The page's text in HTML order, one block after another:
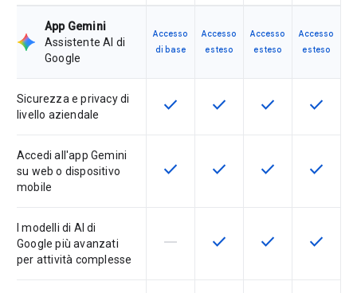
App Gemini
Assistente AI di
Google
Accesso
di base
Accesso
esteso
Accesso
esteso
Accesso
esteso
Sicurezza e privacy di
livello aziendale
Questa funzionalità è disponibile
check Questa funzionalità è
check Questa
check Questa
check
Accedi all'app Gemini
su web o dispositivo
mobile
Questa funzionalità è disponibile
check Questa funzionalità è
check Questa
check Questa
check
I modelli di AI di
Google più avanzati
per attività complesse
La funzionalità non è supportata
horizontal_rule Questa funzionalità è
check Questa
check Questa
check